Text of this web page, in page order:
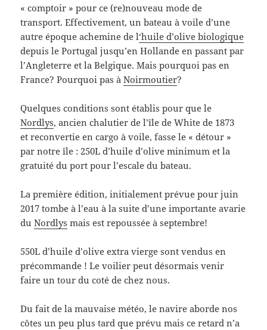
« comptoir » pour ce (re)nouveau mode de
transport. Effectivement, un bateau à voile d’une
autre époque achemine de l‘huile d’olive biologique
depuis le Portugal jusqu’en Hollande en passant par
l’Angleterre et la Belgique. Mais pourquoi pas en
France? Pourquoi pas àNoirmoutier?
Quelques conditions sont établis pour que le
Nordlys, ancien chalutier de l’île de White de 1873
et reconvertie en cargo à voile, fasse le « détour »
par notre île : 250L d’huile d’olive minimum et la
gratuité du port pour l’escale du bateau.
La première édition, initialement prévue pour juin
2017 tombe à l’eau à la suite d’une importante avarie
duNordlys mais est repoussée à septembre!
550L d’huile d’olive extra vierge sont vendus en
précommande ! Le voilier peut désormais venir
faire un tour du coté de chez nous.
Du fait de la mauvaise météo, le navire aborde nos
côtes un peu plus tard que prévu mais ce retard n’a